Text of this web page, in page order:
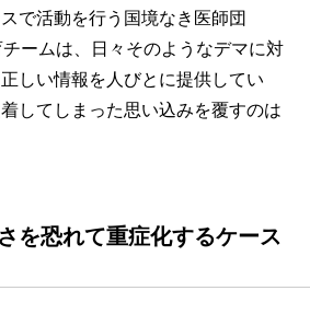
で活動を行う国境なき医師団
チームは、日々そのようなデマに対
しい情報を人びとに提供してい
してしまった思い込みを覆すのは
を恐れて重症化するケース